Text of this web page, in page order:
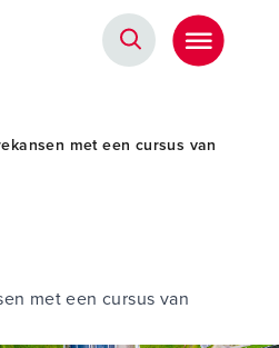
leergangen en opleidingen
met een cursus van
met een cursus van